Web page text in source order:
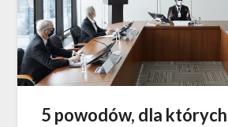
5 powodów, dla